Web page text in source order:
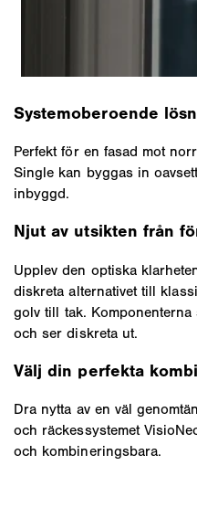
Systemoberoende
Perfekt för en fasad mot
Single kan byggas in
inbyggd.
Njut av utsikten från
Upplev den optiska
diskreta alternativet till
golv till tak.
och ser diskreta ut.
Välj din perfekta
Dra nytta av en väl
och räckessystemet
och kombineringsbara.